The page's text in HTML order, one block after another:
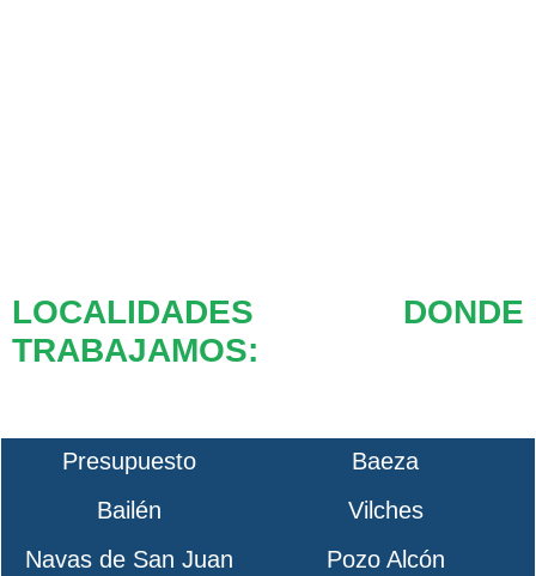
LOCALIDADES DONDE
TRABAJAMOS:
Presupuesto
Baeza
Bailén
Vilches
Navas de San Juan
Pozo Alcón